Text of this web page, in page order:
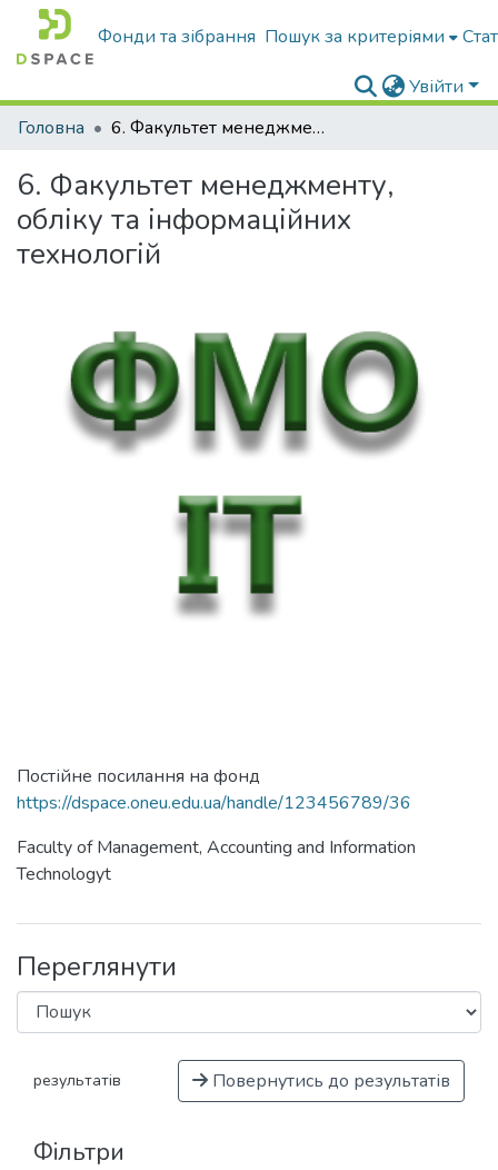
Фонди та зібрання Пошук за критеріями
Увійти
Головна
6. Факультет менеджменту, обліку та інформаційних технологій
6. Факультет менеджменту,
обліку та інформаційних
технологій
Постійне посилання на фонд
https://dspace.oneu.edu.ua/handle/123456789/36
Faculty of Management, Accounting and Information
Technologyt
Переглянути
результатів Повернутись до результатів
Фільтри